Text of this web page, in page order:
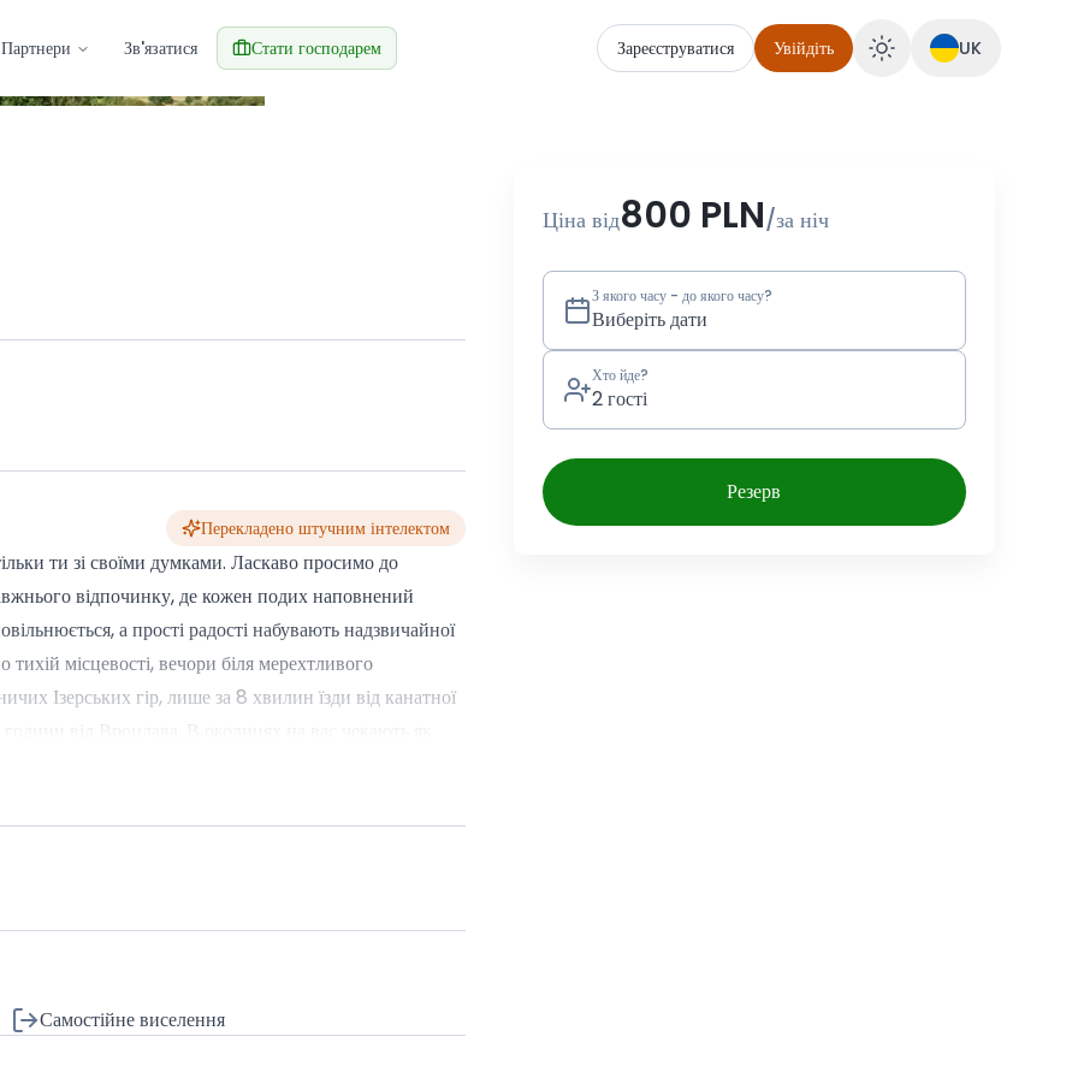
Партнери Зв'язатися Стати господарем Зареєструватися Увійдіть
UK
Перекладено штучним інтелектом
ти зі своїми думками. Ласкаво просимо до
відпочинку, де кожен подих наповнений
а прості радості набувають надзвичайної
тихій місцевості, вечори біля мерехтливого
Ізерських гір, лише за 8 хвилин їзди від канатної
від Вроцлава. В околицях на вас чекають як
об'єкти, такі як регіональні музеї, історичні
глибокого відпочинку з сучасним акцентом.Сам
кухню, затишні спальні та ванні кімнати, в яких
сміятися за спільними трапезами, грати в настільні
Це місце є унікальним не тільки завдяки своєму
справжньої. Стіл Ізера — це притулок, де
Самостійне виселення
Ціна від800 PLN/за ніч
З якого часу - до якого часу?
Виберіть дати
Хто йде?
2 гості
Резерв